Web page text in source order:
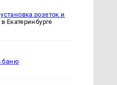
установка розеток и
в Екатеринбурге
баню